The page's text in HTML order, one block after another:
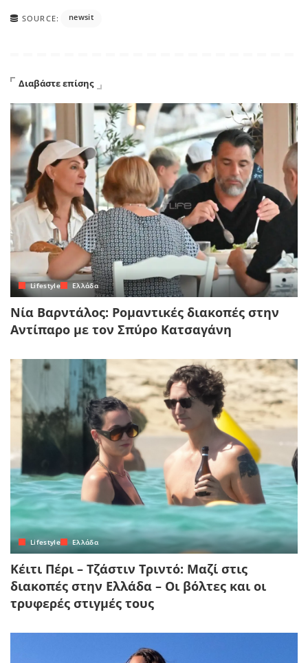
SOURCE: newsit
Διαβάστε επίσης
Lifestyle Ελλάδα
Νία Βαρντάλος: Ρομαντικές διακοπές στην
Αντίπαρο με τον Σπύρο Κατσαγάνη
Lifestyle Ελλάδα
Κέιτι Πέρι – Τζάστιν Τριντό: Μαζί στις
διακοπές στην Ελλάδα – Οι βόλτες και οι
τρυφερές στιγμές τους